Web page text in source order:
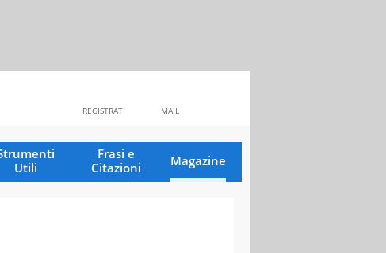
MAIL
REGISTRATI
Utili
Frasi e
Citazioni
Magazine